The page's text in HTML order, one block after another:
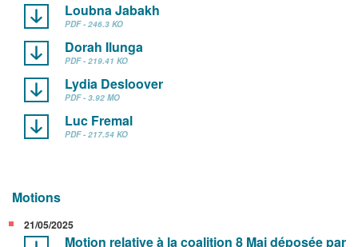
Loubna Jabakh
PDF - 246.3 KO
Dorah Ilunga
PDF - 219.41 KO
Lydia Desloover
PDF - 3.92 MO
Luc Fremal
PDF - 217.54 KO
Motions
21/05/2025
Motion relative à la coalition 8 Mai déposée par